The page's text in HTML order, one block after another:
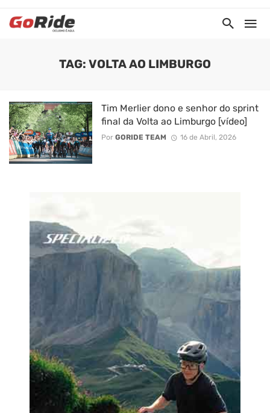
TAG: VOLTA AO LIMBURGO
Tim Merlier dono e senhor do sprint
final da Volta ao Limburgo [vídeo]
Por GORIDE TEAM 16 de Abril, 2026